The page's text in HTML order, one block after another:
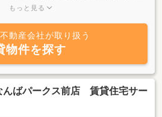
ッフが親切・丁寧に全力でお部屋探し
ラン（敷金・礼金０円・デザイナー
・分譲タイプ・ファミリー物件・ハウ
意し、皆様の新しい生活の第一歩を当
で完全にサポート致します。大阪府下
ニＦＣなんば店へ皆様のお越しを心よ
業員一同、お部屋探しコンシェルジュと
がんばります。
もっと見る
動産会社が取り扱う
物件を探す
ばパークス前店 賃貸住宅サー